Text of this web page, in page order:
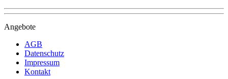
Angebote
AGB
Datenschutz
Impressum
Kontakt